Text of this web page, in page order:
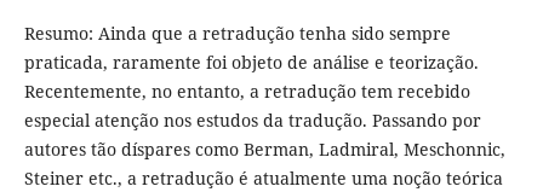
Resumo: Ainda que a retradução tenha sido sempre
praticada, raramente foi objeto de análise e teorização.
Recentemente, no entanto, a retradução tem recebido
especial atenção nos estudos da tradução. Passando por
autores tão díspares como Berman, Ladmiral, Meschonnic,
Steiner etc., a retradução é atualmente uma noção teórica